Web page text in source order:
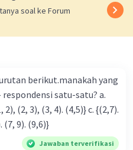
soal ke Forum
berikut.manakah yang
(5,7). (7, 9). (9,6)}
Jawaban terverifikasi